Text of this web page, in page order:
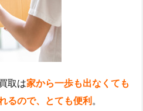
取は家から一歩も出なくても
るので、とても便利。